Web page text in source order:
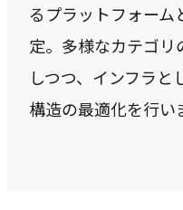
CONTACT
お問い合わせ
るプラットフォー
定。多様なカテゴ
しつつ、インフラと
構造の最適化を行い